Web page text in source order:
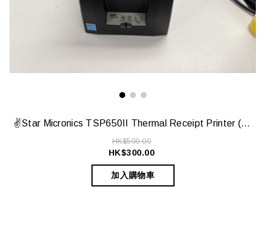
✌️Star Micronics TSP650II Thermal Receipt Printer (Model: TSP650II)✌️
HK$500.00
HK$300.00
加入購物車